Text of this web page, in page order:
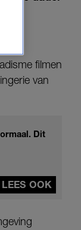
filmen
van
Dit
LEES OOK